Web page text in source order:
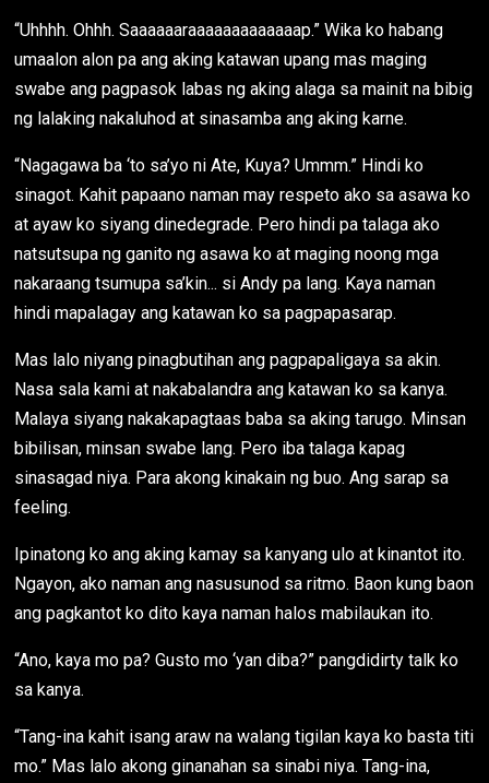
“Uhhhh. Ohhh. Saaaaaaraaaaaaaaaaaaap.” Wika ko habang
umaalon alon pa ang aking katawan upang mas maging
swabe ang pagpasok labas ng aking alaga sa mainit na bibig
ng lalaking nakaluhod at sinasamba ang aking karne.
“Nagagawa ba ‘to sa’yo ni Ate, Kuya? Ummm.” Hindi ko
sinagot. Kahit papaano naman may respeto ako sa asawa ko
at ayaw ko siyang dinedegrade. Pero hindi pa talaga ako
natsutsupa ng ganito ng asawa ko at maging noong mga
nakaraang tsumupa sa’kin... si Andy pa lang. Kaya naman
hindi mapalagay ang katawan ko sa pagpapasarap.
Mas lalo niyang pinagbutihan ang pagpapaligaya sa akin.
Nasa sala kami at nakabalandra ang katawan ko sa kanya.
Malaya siyang nakakapagtaas baba sa aking tarugo. Minsan
bibilisan, minsan swabe lang. Pero iba talaga kapag
sinasagad niya. Para akong kinakain ng buo. Ang sarap sa
feeling.
Ipinatong ko ang aking kamay sa kanyang ulo at kinantot ito.
Ngayon, ako naman ang nasusunod sa ritmo. Baon kung baon
ang pagkantot ko dito kaya naman halos mabilaukan ito.
“Ano, kaya mo pa? Gusto mo ‘yan diba?” pangdidirty talk ko
sa kanya.
“Tang-ina kahit isang araw na walang tigilan kaya ko basta titi
mo.” Mas lalo akong ginanahan sa sinabi niya. Tang-ina,